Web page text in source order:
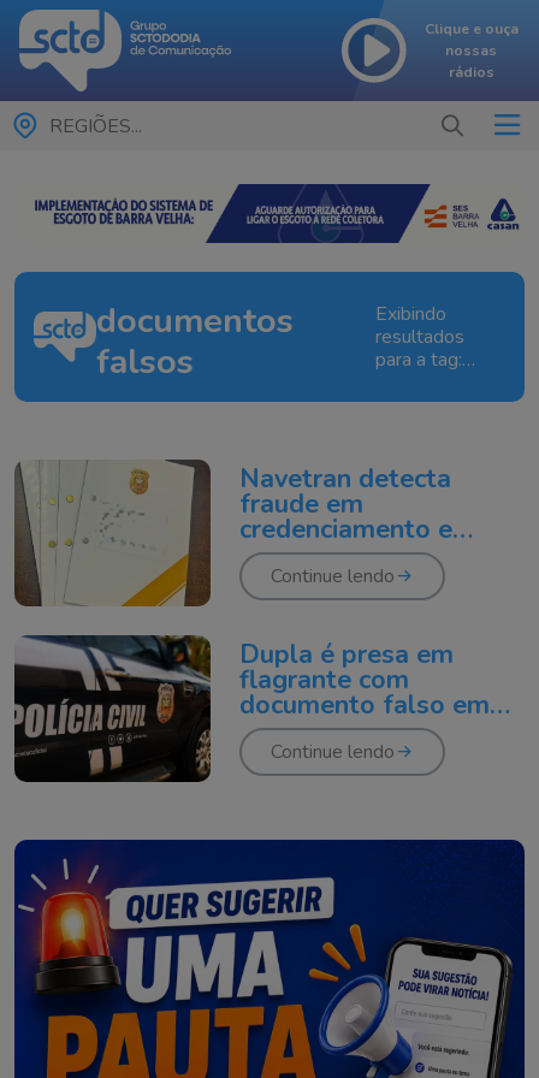
Clique e ouça
nossas
rádios
REGIÕES...
documentos
falsos
Exibindo
resultados
para a tag:
falsos
Navetran detecta
fraude em
credenciamento e
Polícia Civil investiga
esquema
Continue lendo
Dupla é presa em
flagrante com
documento falso em
Navegantes
Continue lendo